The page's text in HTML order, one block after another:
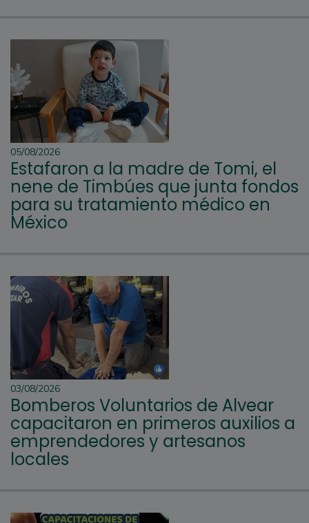
05/08/2026
Estafaron a la madre de Tomi, el
nene de Timbúes que junta fondos
para su tratamiento médico en
México
03/08/2026
Bomberos Voluntarios de Alvear
capacitaron en primeros auxilios a
emprendedores y artesanos
locales